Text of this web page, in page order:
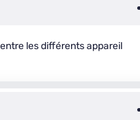
les différents appareil